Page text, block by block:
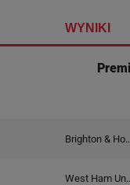
WYNIKI
Brighton & Hove Albion
West Ham United